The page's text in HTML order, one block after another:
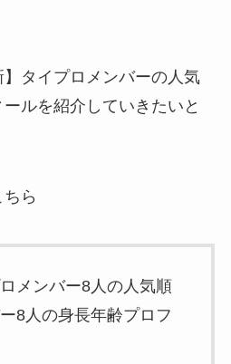
タイプロメンバーの人気
ルを紹介していきたいと
ら
メンバー8人の人気順
8人の身長年齢プロフ